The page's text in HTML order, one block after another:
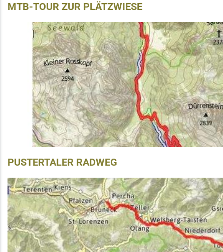
MTB-TOUR ZUR PLÄTZWIESE
PUSTERTALER RADWEG